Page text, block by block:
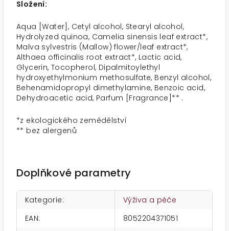
Složení:
Aqua [Water], Cetyl alcohol, Stearyl alcohol,
Hydrolyzed quinoa, Camelia sinensis leaf extract*,
Malva sylvestris (Mallow) flower/leaf extract*,
Althaea officinalis root extract*, Lactic acid,
Glycerin, Tocopherol, Dipalmitoylethyl
hydroxyethylmonium methosulfate, Benzyl alcohol,
Behenamidopropyl dimethylamine, Benzoic acid,
Dehydroacetic acid, Parfum [Fragrance]** .
*z ekologického zemědělství
** bez alergenů
Doplňkové parametry
Kategorie:
Výživa a péče
EAN:
8052204371051